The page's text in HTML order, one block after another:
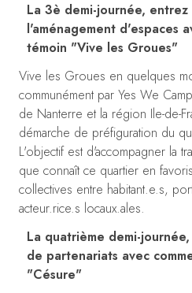
La 3è demi-journée,
l'aménagement d'espaces
témoin "Vive les Groues"
Vive les Groues en quelques
communément par Yes We Camp
de Nanterre et la région Ile-de-
démarche de préfiguration du
L'objectif est d'accompagner la
que connaît ce quartier en
collectives entre habitant.e.s,
acteur.rice.s locaux.ales.
La quatrième demi-
de partenariats avec
"Césure"